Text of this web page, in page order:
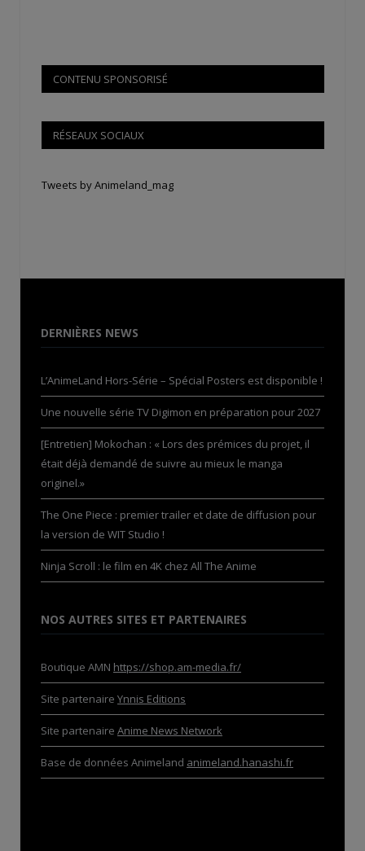
CONTENU SPONSORISÉ
RÉSEAUX SOCIAUX
Tweets by Animeland_mag
DERNIÈRES NEWS
L’AnimeLand Hors-Série – Spécial Posters est disponible !
Une nouvelle série TV Digimon en préparation pour 2027
[Entretien] Mokochan : « Lors des prémices du projet, il
était déjà demandé de suivre au mieux le manga
originel.»
The One Piece : premier trailer et date de diffusion pour
la version de WIT Studio !
Ninja Scroll : le film en 4K chez All The Anime
NOS AUTRES SITES ET PARTENAIRES
Boutique AMN https://shop.am-media.fr/
Site partenaire Ynnis Editions
Site partenaire Anime News Network
Base de données Animeland animeland.hanashi.fr